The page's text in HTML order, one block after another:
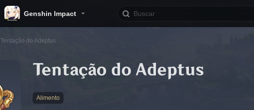
Genshin Impact
Tentação do Adeptus
Tentação do Adeptus
Alimento